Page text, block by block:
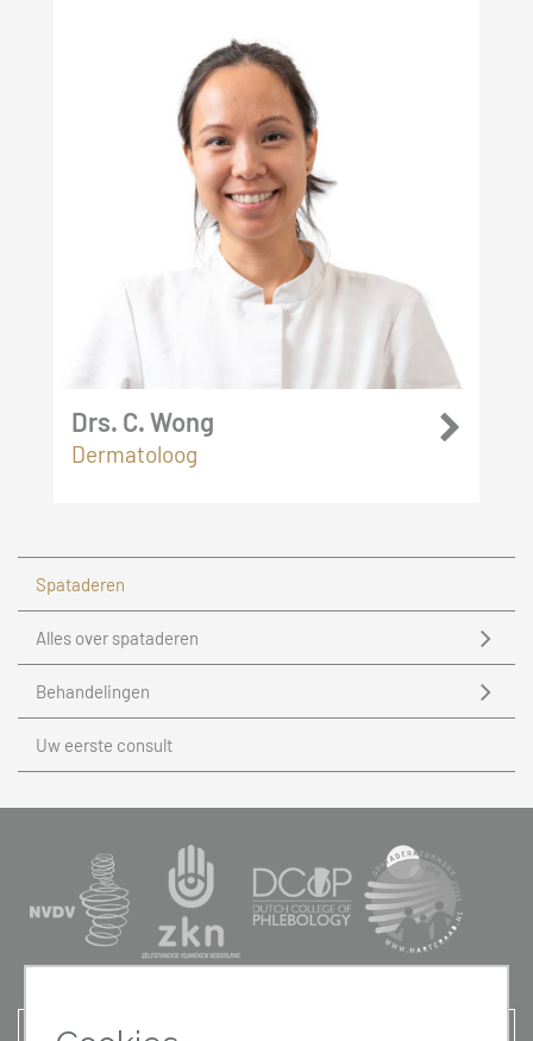
Spataderen
Alles over spataderen
Behandelingen
Uw eerste consult
Drs. C. Wong
Dermatoloog
Afspraak maken